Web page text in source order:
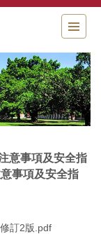
意事項及安全指
事項及安全指
訂2版.pdf